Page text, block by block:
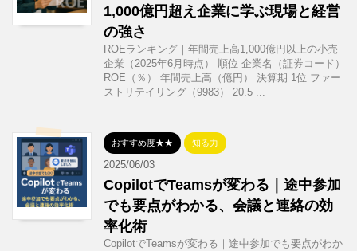
1,000億円超え企業に学ぶ現場と経営
の強さ
ROEランキング｜年間売上高1,000億円以上の小売
企業（2025年6月時点） 順位 企業名（証券コード）
ROE（％） 年間売上高（億円） 決算期 1位 ファー
ストリテイリング（9983） 20.5 ...
おすすめ度★★ 知る力
2025/06/03
CopilotでTeamsが変わる｜途中参加
でも要点がわかる、会議と連絡の効
率化術
CopilotでTeamsが変わる｜途中参加でも要点がわか